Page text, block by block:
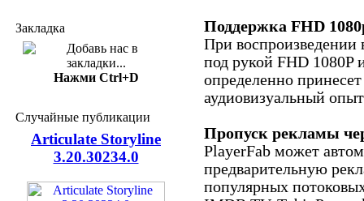
Закладка
Нажми Ctrl+D
Случайные публикации
Articulate Storyline
3.20.30234.0
Поддержка FHD
При воспроизведении
под рукой FHD 1080P
определенно
аудиовизуальный
Пропуск рекламы
PlayerFab может
предварительную
популярных